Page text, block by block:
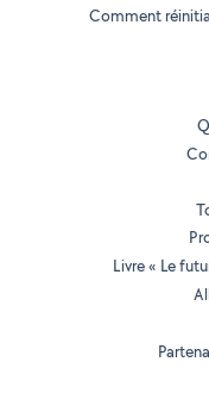
Comment
Livre « Le